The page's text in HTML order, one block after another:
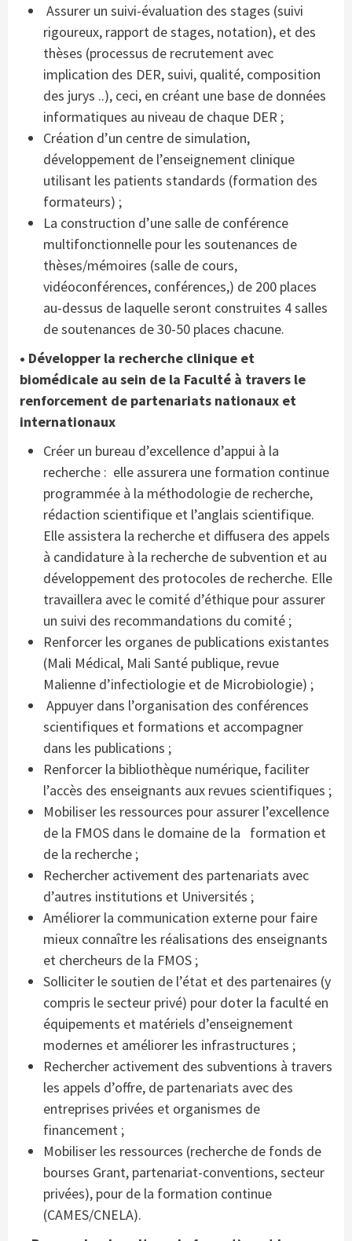
Assurer un suivi-évaluation des stages (suivi
rigoureux, rapport de stages, notation), et des
thèses (processus de recrutement avec
implication des DER, suivi, qualité, composition
des jurys ..), ceci, en créant une base de données
informatiques au niveau de chaque DER ;
Création d’un centre de simulation,
développement de l’enseignement clinique
utilisant les patients standards (formation des
formateurs) ;
La construction d’une salle de conférence
multifonctionnelle pour les soutenances de
thèses/mémoires (salle de cours,
vidéoconférences, conférences,) de 200 places
au-dessus de laquelle seront construites 4 salles
de soutenances de 30-50 places chacune.
• Développer la recherche clinique et
biomédicale au sein de la Faculté à travers le
renforcement de partenariats nationaux et
internationaux
Créer un bureau d’excellence d’appui à la
recherche : elle assurera une formation continue
programmée à la méthodologie de recherche,
rédaction scientifique et l’anglais scientifique.
Elle assistera la recherche et diffusera des appels
à candidature à la recherche de subvention et au
développement des protocoles de recherche. Elle
travaillera avec le comité d’éthique pour assurer
un suivi des recommandations du comité ;
Renforcer les organes de publications existantes
(Mali Médical, Mali Santé publique, revue
Malienne d’infectiologie et de Microbiologie) ;
Appuyer dans l’organisation des conférences
scientifiques et formations et accompagner
dans les publications ;
Renforcer la bibliothèque numérique, faciliter
l’accès des enseignants aux revues scientifiques ;
Mobiliser les ressources pour assurer l’excellence
de la FMOS dans le domaine de la formation et
de la recherche ;
Rechercher activement des partenariats avec
d’autres institutions et Universités ;
Améliorer la communication externe pour faire
mieux connaître les réalisations des enseignants
et chercheurs de la FMOS ;
Solliciter le soutien de l’état et des partenaires (y
compris le secteur privé) pour doter la faculté en
équipements et matériels d’enseignement
modernes et améliorer les infrastructures ;
Rechercher activement des subventions à travers
les appels d’offre, de partenariats avec des
entreprises privées et organismes de
financement ;
Mobiliser les ressources (recherche de fonds de
bourses Grant, partenariat-conventions, secteur
privées), pour de la formation continue
(CAMES/CNELA).